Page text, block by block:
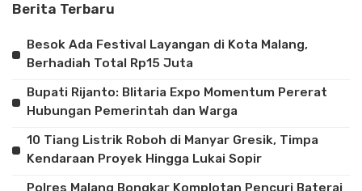
Berita Terbaru
Besok Ada Festival Layangan di Kota Malang,
Berhadiah Total Rp15 Juta
Bupati Rijanto: Blitaria Expo Momentum Pererat
Hubungan Pemerintah dan Warga
10 Tiang Listrik Roboh di Manyar Gresik, Timpa
Kendaraan Proyek Hingga Lukai Sopir
Polres Malang Bongkar Komplotan Pencuri Baterai